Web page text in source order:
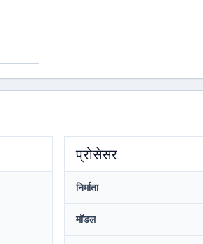
प्रोसेसर
निर्माता
मॉडल